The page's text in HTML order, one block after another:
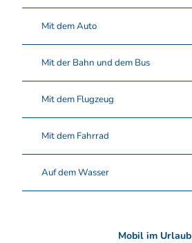
Mit dem Auto
Mit der Bahn und dem Bus
Mit dem Flugzeug
Mit dem Fahrrad
Auf dem Wasser
Mobil im Urlaub